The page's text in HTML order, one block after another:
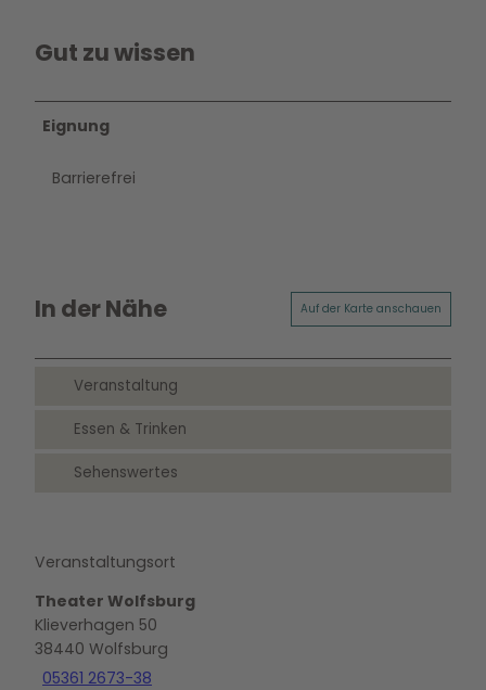
Gut zu wissen
Eignung
Barrierefrei
In der Nähe Auf der Karte anschauen
Veranstaltung
Essen & Trinken
Sehenswertes
Veranstaltungsort
Theater Wolfsburg
Klieverhagen 50
38440 Wolfsburg
05361 2673-38